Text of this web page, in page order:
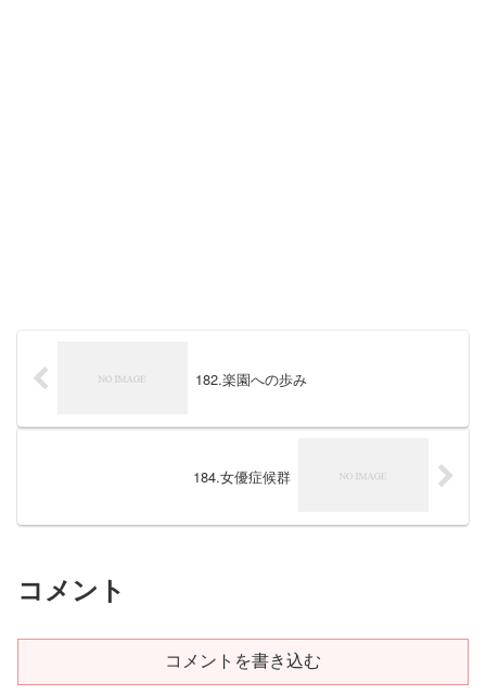
182.楽園への歩み
184.女優症候群
コメント
コメントを書き込む